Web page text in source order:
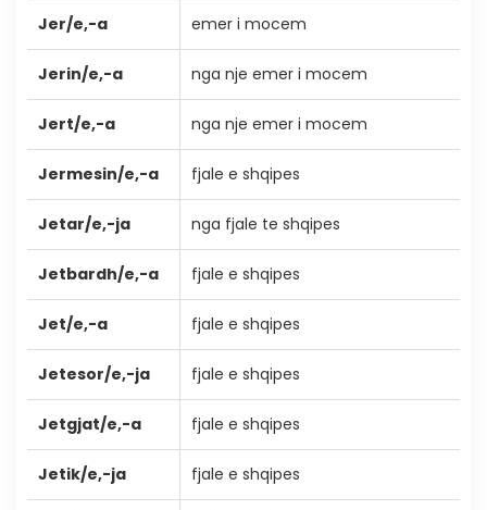
Jer/e,-a emer i mocem
Jerin/e,-a nga nje emer i mocem
Jert/e,-a nga nje emer i mocem
Jermesin/e,-a fjale e shqipes
Jetar/e,-ja nga fjale te shqipes
Jetbardh/e,-a fjale e shqipes
Jet/e,-a fjale e shqipes
Jetesor/e,-ja fjale e shqipes
Jetgjat/e,-a fjale e shqipes
Jetik/e,-ja fjale e shqipes